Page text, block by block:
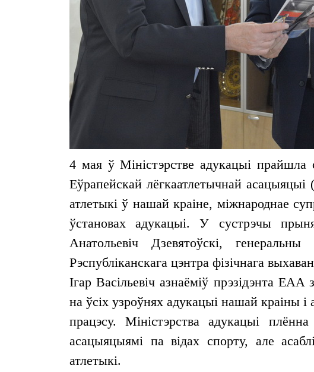
4 мая ў Міністэрстве адукацыі прайшла
Еўрапейскай лёгкаатлетычнай
атлетыкі ў нашай краіне, міжнароднае
ўстановах адукацыі. У сустрэчы
Анатольевіч Дзевятоўскі,
Рэспубліканскага цэнтра фізічнага
Ігар Васільевіч азнаёміў прэзідэнта
на ўсіх узроўнях адукацыі нашай краіны
працэсу. Міністэрства адукацыі
асацыяцыямі па відах спорту, але
атлетыкі.